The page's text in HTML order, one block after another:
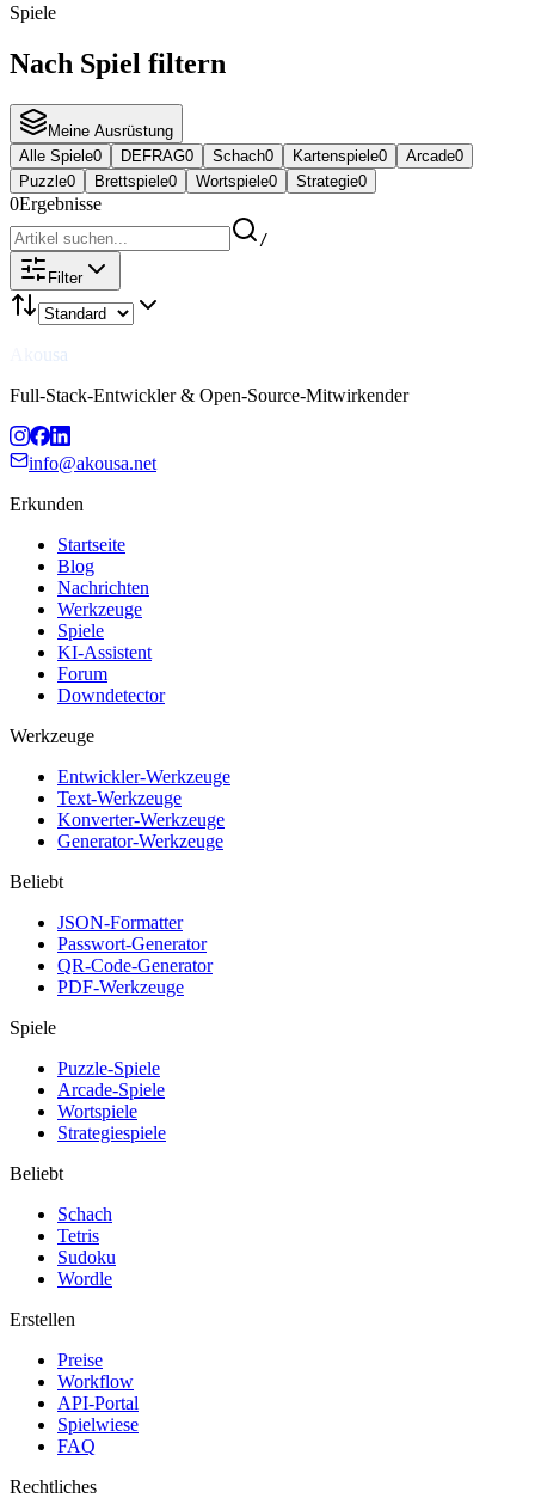
Spiele
Nach Spiel filtern
Meine Ausrüstung
Alle Spiele0 DEFRAG0 Schach0 Kartenspiele0 Arcade0
Puzzle0 Brettspiele0 Wortspiele0 Strategie0
0Ergebnisse
/
Filter
Akousa
Full-Stack-Entwickler & Open-Source-Mitwirkender
info@akousa.net
Erkunden
Startseite
Blog
Nachrichten
Werkzeuge
Spiele
KI-Assistent
Forum
Downdetector
Werkzeuge
Entwickler-Werkzeuge
Text-Werkzeuge
Konverter-Werkzeuge
Generator-Werkzeuge
Beliebt
JSON-Formatter
Passwort-Generator
QR-Code-Generator
PDF-Werkzeuge
Spiele
Puzzle-Spiele
Arcade-Spiele
Wortspiele
Strategiespiele
Beliebt
Schach
Tetris
Sudoku
Wordle
Erstellen
Preise
Workflow
API-Portal
Spielwiese
FAQ
Rechtliches